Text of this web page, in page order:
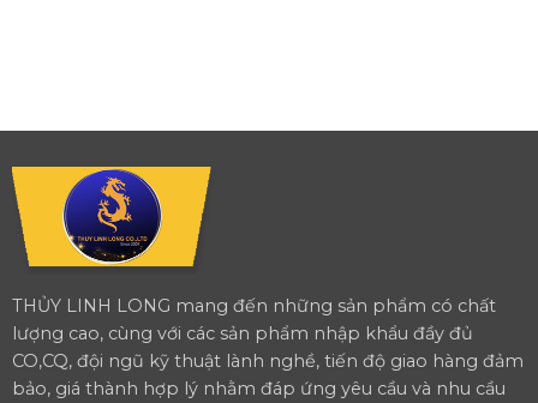
THỦY LINH LONG mang đến những sản phẩm có chất
lượng cao, cùng với các sản phẩm nhập khẩu đầy đủ
CO,CQ, đội ngũ kỹ thuật lành nghề, tiến độ giao hàng đảm
bảo, giá thành hợp lý nhằm đáp ứng yêu cầu và nhu cầu